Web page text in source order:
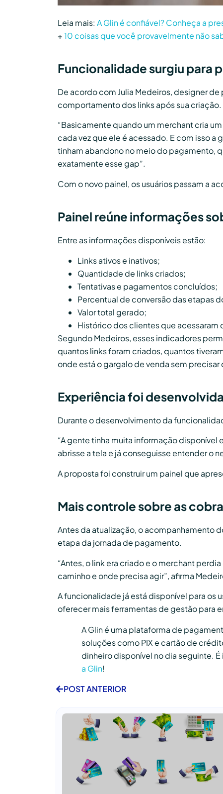
Leia mais: A Glin é confiável? Conheça a
+10 coisas que você provavelmente não
Funcionalidade surgiu para
De acordo com Julia Medeiros, designer
comportamento dos links após sua criação.
“Basicamente quando um merchant cria
cada vez que ele é acessado. E com isso
tinham abandono no meio do pagamento,
exatamente esse gap”.
Com o novo painel, os usuários passam a
Painel reúne informações
Entre as informações disponíveis estão:
Links ativos e inativos;
Quantidade de links criados;
Tentativas e pagamentos concluídos;
Percentual de conversão das etapas
Valor total gerado;
Histórico dos clientes que acessaram
Segundo Medeiros, esses indicadores
quantos links foram criados, quantos
onde está o gargalo de venda sem
Experiência foi
Durante o desenvolvimento da
“A gente tinha muita informação
abrisse a tela e já conseguisse entender o
A proposta foi construir um painel que
Mais controle sobre as
Antes da atualização, o acompanhamento
etapa da jornada de pagamento.
“Antes, o link era criado e o merchant
caminho e onde precisa agir”, afirma
A funcionalidade já está disponível para os
oferecer mais ferramentas de gestão para
A Glin é uma plataforma de
soluções como PIX e cartão de
dinheiro disponível no dia seguinte.
a Glin!
POST ANTERIOR